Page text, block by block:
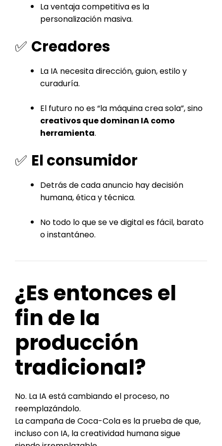
La ventaja competitiva es la
personalización masiva.
✅ Creadores
La IA necesita dirección, guion, estilo y
curaduría.
El futuro no es “la máquina crea sola”, sino
creativos que dominan IA como
herramienta.
✅ El consumidor
Detrás de cada anuncio hay decisión
humana, ética y técnica.
No todo lo que se ve digital es fácil, barato
o instantáneo.
¿Es entonces el
fin de la
producción
tradicional?
No. La IA está cambiando el proceso, no
reemplazándolo.
La campaña de Coca-Cola es la prueba de que,
incluso con IA, la creatividad humana sigue